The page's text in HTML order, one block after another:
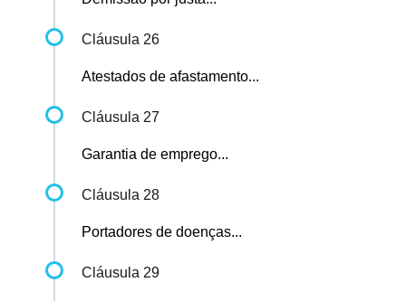
Cláusula 26
Atestados de afastamento...
Cláusula 27
Garantia de emprego...
Cláusula 28
Portadores de doenças...
Cláusula 29